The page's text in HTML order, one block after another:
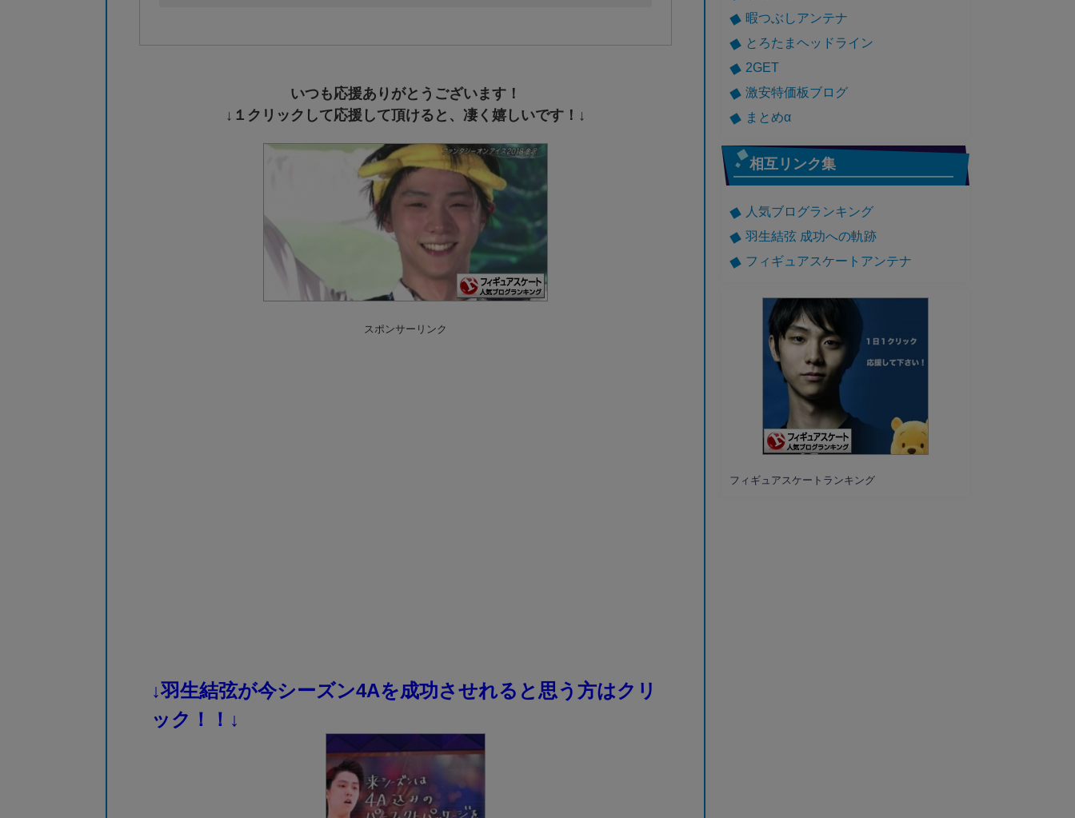
いつも応援ありがとうございます！
↓１クリックして応援して頂けると、凄く嬉しいです！↓
スポンサーリンク
↓羽生結弦が今シーズン4Aを成功させれると思う方はクリ
ック！！↓
暇つぶしアンテナ
とろたまヘッドライン
2GET
激安特価板ブログ
まとめα
相互リンク集
人気ブログランキング
羽生結弦 成功への軌跡
フィギュアスケートアンテナ
フィギュアスケートランキング